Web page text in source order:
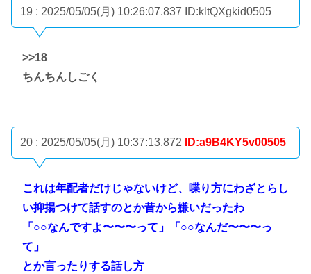
19 : 2025/05/05(月) 10:26:07.837 ID:kltQXgkid0505
>>18
ちんちんしごく
20 : 2025/05/05(月) 10:37:13.872 ID:a9B4KY5v00505
これは年配者だけじゃないけど、喋り方にわざとらし
い抑揚つけて話すのとか昔から嫌いだったわ
「○○なんですよ〜〜〜って」「○○なんだ〜〜〜っ
て」
とか言ったりする話し方